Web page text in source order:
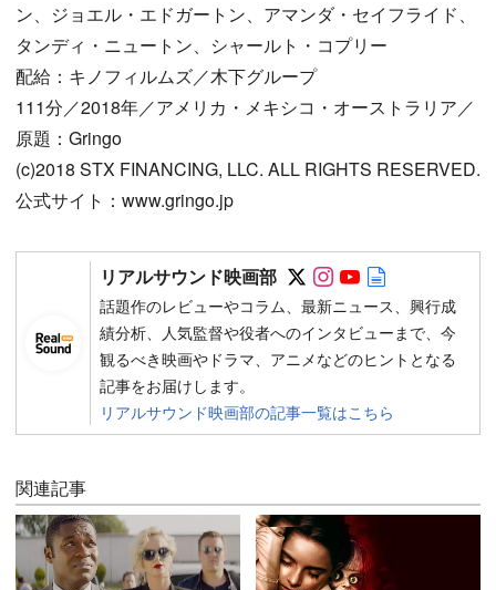
ン、ジョエル・エドガートン、アマンダ・セイフライド、
タンディ・ニュートン、シャールト・コプリー
配給：キノフィルムズ／木下グループ
111分／2018年／アメリカ・メキシコ・オーストラリア／
原題：Gringo
(c)2018 STX FINANCING, LLC. ALL RIGHTS RESERVED.
公式サイト：www.gringo.jp
リアルサウンド映画部 Follow on SNS
Follow on SNS
Follow on
話題作のレビューやコラム、最新ニュース、興行成
績分析、人気監督や役者へのインタビューまで、今
観るべき映画やドラマ、アニメなどのヒントとなる
記事をお届けします。
リアルサウンド映画部の記事一覧はこちら
関連記事